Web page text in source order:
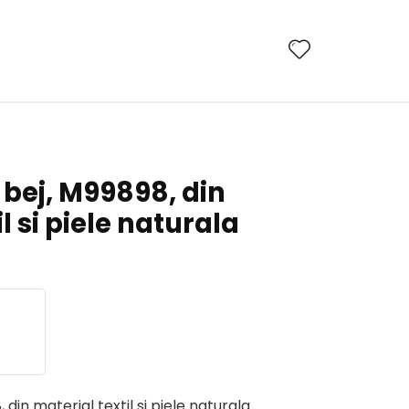
bej, M99898, din
si piele naturala